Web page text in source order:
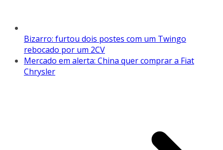
Bizarro: furtou dois postes com um Twingo
rebocado por um 2CV
Mercado em alerta: China quer comprar a Fiat
Chrysler